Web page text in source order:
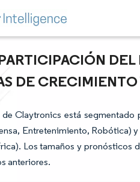
DE
Claytronics está
Entretenimiento, Robótica)
Los tamaños y pronósticos
anteriores.